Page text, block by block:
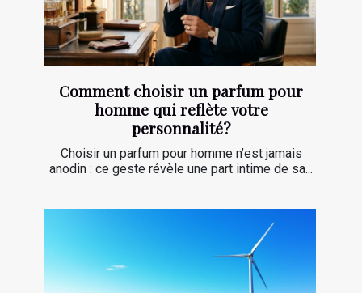
Comment choisir un parfum pour
homme qui reflète votre
personnalité?
Choisir un parfum pour homme n’est jamais
anodin : ce geste révèle une part intime de sa...